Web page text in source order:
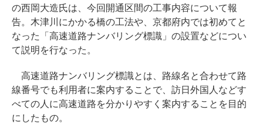
の西岡大造氏は、今回開通区間の工事内容について報
告。木津川にかかる橋の工法や、京都府内では初めてと
なった「高速道路ナンバリング標識」の設置などについ
て説明を行なった。
高速道路ナンバリング標識とは、路線名と合わせて路
線番号でも利用者に案内することで、訪日外国人などす
べての人に高速道路を分かりやすく案内することを目的
にしたもの。